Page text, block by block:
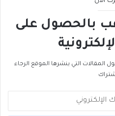
بالحصول على
المقالات التي ينشرها الموقع الرجاء